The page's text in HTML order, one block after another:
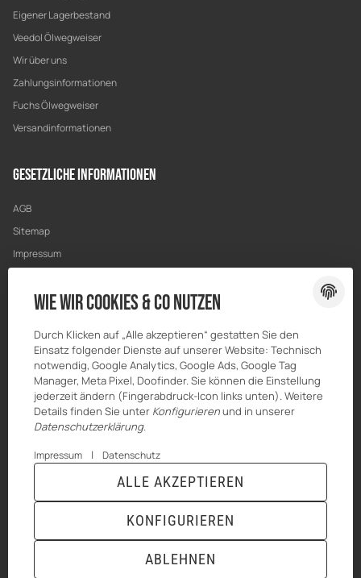
Eigener Lagerbestand
Veedol Ölwegweiser
Wir über uns
Zahlungsinformationen
Fuchs Ölwegweiser
Versandinformationen
Gesetzliche Informationen
AGB
Sitemap
Impressum
Widerrufsrecht
© HILBERT Mineralöl GmbH* Alle Preise inkl. gesetzlicher USt., zzgl.Versand
JTL-Shop| TECHNIK JTL-Shop Template
Wie wir Cookies & Co nutzen
Durch Klicken auf „Alle akzeptieren“ gestatten Sie den
Einsatz folgender Dienste auf unserer Website: Technisch
notwendig, Google Analytics, Google Ads, Google Tag
Manager, Meta Pixel, Doofinder. Sie können die Einstellung
jederzeit ändern (Fingerabdruck-Icon links unten). Weitere
Details finden Sie unter Konfigurierenund in unserer
Datenschutzerklärung.
Impressum | Datenschutz
ABLEHNEN
KONFIGURIEREN
ALLE AKZEPTIEREN